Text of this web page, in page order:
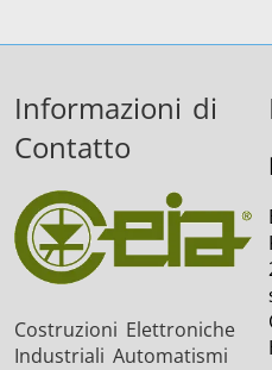
Informazioni di
Contatto
Costruzioni Elettroniche
Industriali Automatismi